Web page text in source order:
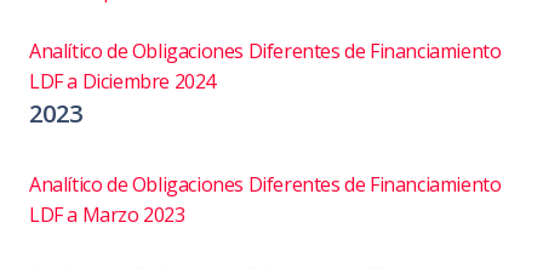
Analítico de Obligaciones Diferentes de Financiamiento
LDF a Diciembre 2024
2023
Analítico de Obligaciones Diferentes de Financiamiento
LDF a Marzo 2023